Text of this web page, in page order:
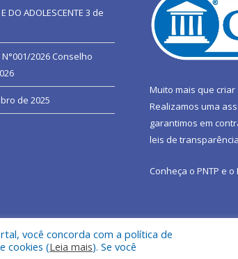
DO ADOLESCENTE 3 de
2026 Conselho
de 2025
Muito mais que criar
Realizamos uma
garantimos em
leis de
Conheça o PNTP e o
Mapa do Site
você concorda com a política de
cookies (Leia mais). Se você